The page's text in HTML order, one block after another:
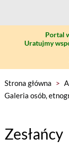
Portal
Uratujmy
Strona główna >
Galeria osób,
Zesłańcy